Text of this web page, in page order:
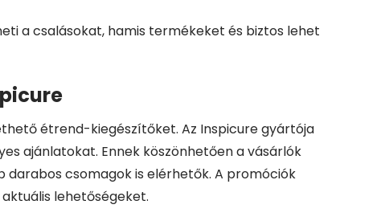
a csalásokat, hamis termékeket és biztos lehet
étrend-kiegészítőket. Az Inspicure gyártója
ajánlatokat. Ennek köszönhetően a vásárlók
csomagok is elérhetők. A promóciók
lehetőségeket.